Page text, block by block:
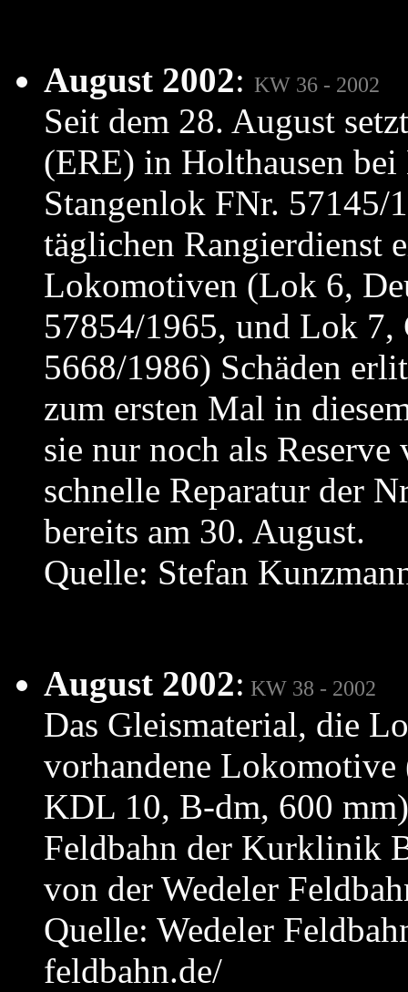
August 2002: KW 36 - 2002
Seit dem 28. August
(ERE) in Holthausen
Stangenlok FNr.
täglichen Rangierdienst
Lokomotiven (Lok 6,
57854/1965, und Lok
5668/1986) Schäden
zum ersten Mal in
sie nur noch als
schnelle Reparatur der
bereits am 30. August.
Quelle: Stefan
August 2002: KW 38 - 2002
Das Gleismaterial, die
vorhandene
KDL 10, B-dm, 600
Feldbahn der Kurklinik
von der Wedeler
Quelle: Wedeler
feldbahn.de/